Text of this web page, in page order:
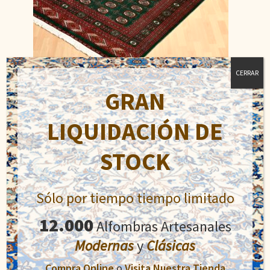
Bukhara
1.100,00€
El
precio
original
era:
1.100,00€.
890,00€El
precio
actual
es:
890,00€.
Añadir al carrito
GRAN
LIQUIDACIÓN DE
STOCK
Sólo por tiempo tiempo limitado
12.000Alfombras Artesanales
ModernasyClásicas
CERRAR